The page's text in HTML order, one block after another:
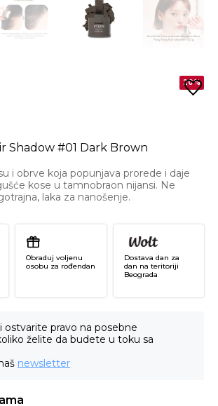
20%
Shadow #01 Dark Brown
i obrve koja popunjava prorede i daje
kose u tamnobraon nijansi. Ne
laka za nanošenje.
Obraduj voljenu
osobu za rođendan
Dostava dan za
dan na teritoriji
Beograda
i ostvarite pravo na posebne
želite da budete u toku sa
newsletter